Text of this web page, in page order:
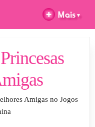
Amigas no Jogos